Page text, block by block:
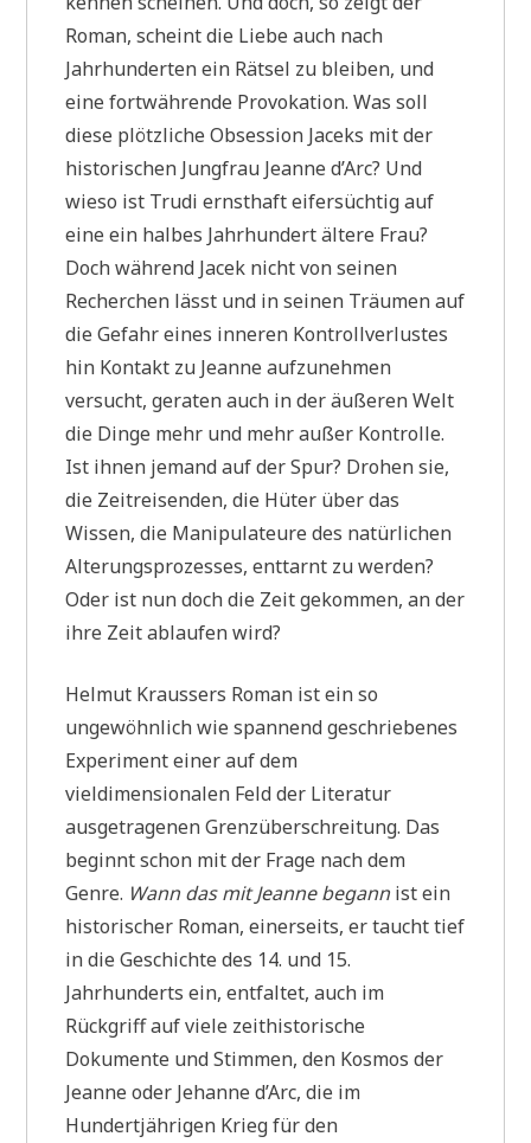
Roman, scheint die Liebe auch nach
Jahrhunderten ein Rätsel zu bleiben, und
eine fortwährende Provokation. Was soll
diese plötzliche Obsession Jaceks mit der
historischen Jungfrau Jeanne d’Arc? Und
wieso ist Trudi ernsthaft eifersüchtig auf
eine ein halbes Jahrhundert ältere Frau?
Doch während Jacek nicht von seinen
Recherchen lässt und in seinen Träumen auf
die Gefahr eines inneren Kontrollverlustes
hin Kontakt zu Jeanne aufzunehmen
versucht, geraten auch in der äußeren Welt
die Dinge mehr und mehr außer Kontrolle.
Ist ihnen jemand auf der Spur? Drohen sie,
die Zeitreisenden, die Hüter über das
Wissen, die Manipulateure des natürlichen
Alterungsprozesses, enttarnt zu werden?
Oder ist nun doch die Zeit gekommen, an der
ihre Zeit ablaufen wird?
Helmut Kraussers Roman ist ein so
ungewöhnlich wie spannend geschriebenes
Experiment einer auf dem
vieldimensionalen Feld der Literatur
ausgetragenen Grenzüberschreitung. Das
beginnt schon mit der Frage nach dem
Genre. Wann das mit Jeanne begann ist ein
historischer Roman, einerseits, er taucht tief
in die Geschichte des 14. und 15.
Jahrhunderts ein, entfaltet, auch im
Rückgriff auf viele zeithistorische
Dokumente und Stimmen, den Kosmos der
Jeanne oder Jehanne d’Arc, die im
Hundertjährigen Krieg für den